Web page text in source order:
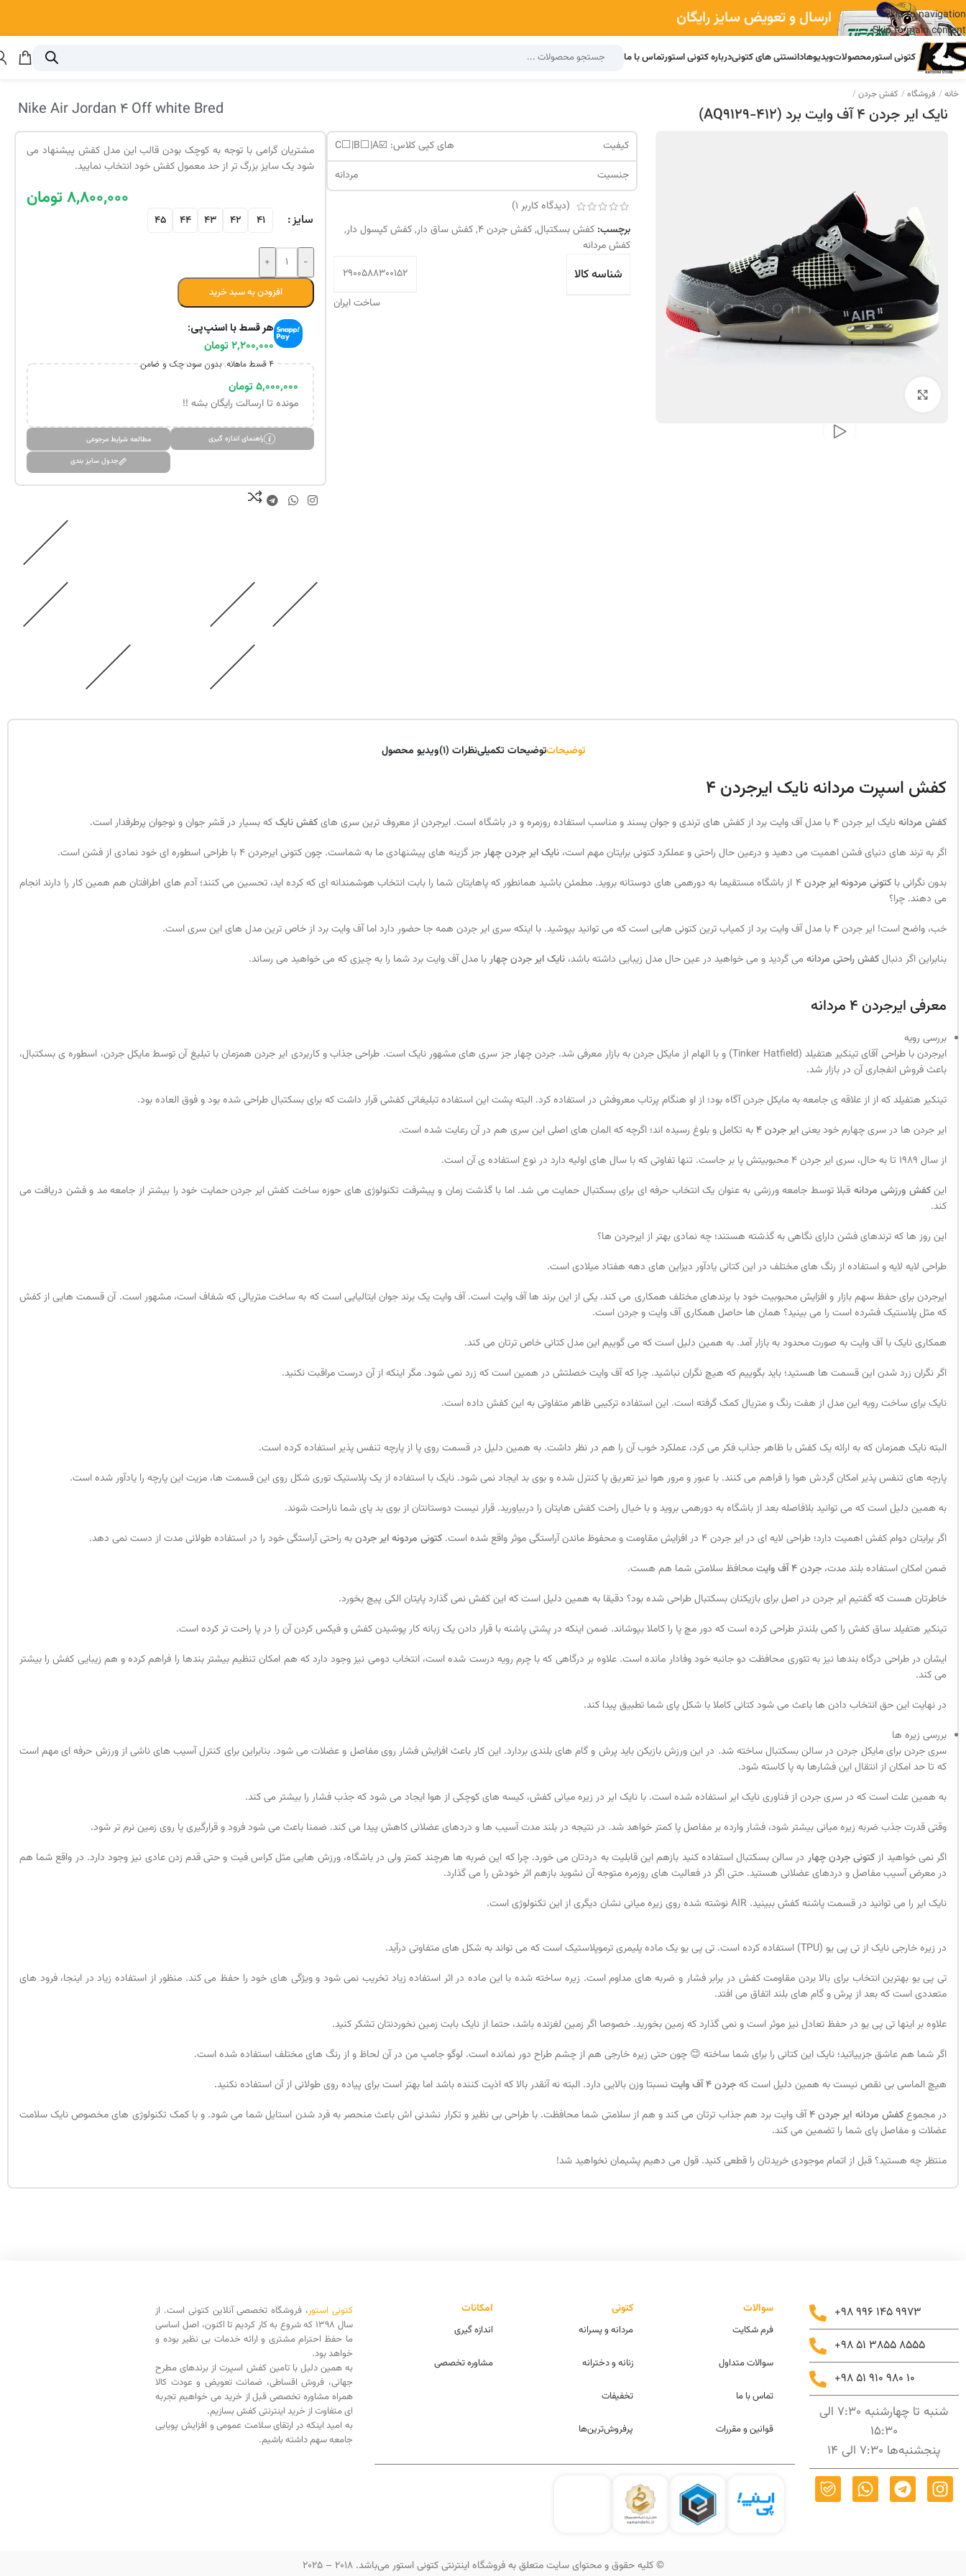
Skip to navigation
Skip to main content
ارسال و تعویض سایز رایگان
کتونی استورمحصولاتویدیوهادانستنی های کتونیدرباره کتونی استورتماس با ما
خانه فروشگاه کفش جردن
نایک ایر جردن 4 آف وایت برد (AQ9129-412) Nike Air Jordan 4 Off white Bred
کیفیت
های کپی کلاس: ☑️C⬜️|B⬜️|A
جنسیت
مردانه
(دیدگاه کاربر 1
)
برچسب: کفش بسکتبال,کفش جردن 4 ,کفش ساق دار,کفش کپسول دار,
کفش مردانه
شناسه کالا
2900588300152
ساخت ایران
مشتریان گرامی با توجه به کوچک بودن قالب این مدل کفش پیشنهاد می
شود یک سایز بزرگ تر از حد معمول کفش خود انتخاب نمایید.
۸,۸۰۰,۰۰۰ تومان
سایز 41
42
43
44
45
افزودن به سبد خرید
هر قسط با اسنپ‌پی:
۲,۲۰۰,۰۰۰تومان
۴ قسط ماهانه. بدون سود، چک و ضامن.
۵,۰۰۰,۰۰۰تومان
مونده تا ارسالت رایگان بشه !!
راهنمای اندازه گیری مطالعه شرایط مرجوعی
جدول سایز بندی
توضیحاتتوضیحات تکمیلینظرات (1) ویدیو محصول
کفش اسپرت مردانه نایک ایرجردن 4
کفش مردانهنایک ایر جردن 4 با مدل آف وایت برد از کفش های ترندی و جوان پسند و مناسب استفاده روزمره و در باشگاه است. ایرجردن از معروف ترین سری های کفش نایککه بسیار در قشر جوان و نوجوان پرطرفدار است.
اگر به ترند های دنیای فشن اهمیت می دهید و درعین حال راحتی و عملکرد کتونی برایتان مهم است، نایک ایر جردن چهارجز گزینه های پیشنهادی ما به شماست. چون کتونی ایرجردن 4 با طراحی اسطوره ای خود نمادی از فشن است.
بدون نگرانی باکتونی مردونه ایر جردن
4 از باشگاه مستقیما به دورهمی های دوستانه بروید. مطمئن باشید همانطور که پاهایتان شما را بابت انتخاب هوشمندانه ای که کرده اید، تحسین می کنند؛ آدم های اطرافتان هم همین کار را دارند انجام
می دهند. چرا؟
خب، واضح است! ایر جردن 4 با مدل آف وایت برد از کمیاب ترین کتونی هایی است که می توانید بپوشید. با اینکه سری ایر جردن همه جا حضور دارد اما آف وایت برد از خاص ترین مدل های این سری است.
بنابراین اگر دنبالکفش راحتی مردانه می گردید و می خواهید در عین حال مدل زیبایی داشته باشد، نایک ایر جردن چهاربا مدل آف وایت برد شما را به چیزی که می خواهید می رساند.
معرفی ایرجردن 4 مردانه
بررسی رویه
ایرجردن با طراحی آقای تینکیر هتفیلد (Tinker Hatfield) و با الهام از مایکل جردن به بازار معرفی شد. جردن چهار جز سری های مشهور نایک است. طراحی جذاب و کاربردی ایر جردن همزمان با تبلیغ آن توسط مایکل جردن، اسطوره ی بسکتبال،
باعث فروش انفجاری آن در بازار شد.
تینکیر هتفیلد که از از علاقه ی جامعه به مایکل جردن آگاه بود؛ از او هنگام پرتاب معروفش در استفاده کرد. البته پشت این استفاده تبلیغاتی کفشی قرار داشت که برای بسکتبال طراحی شده بود و فوق العاده بود.
ایر جردن ها در سری چهارم خود یعنیایر جردن 4
به تکامل و بلوغ رسیده اند؛ اگرچه که المان های اصلی این سری هم در آن رعایت شده است.
از سال 1989 تا به حال، سری ایر جردن 4 محبوبیتش پا بر جاست. تنها تفاوتی که با سال های اولیه دارد در نوع استفاده ی آن است.
اینکفش ورزشی مردانه قبلا توسط جامعه ورزشی به عنوان یک انتخاب حرفه ای برای بسکتبال حمایت می شد. اما با گذشت زمان و پیشرفت تکنولوژی های حوزه ساخت کفش ایر جردن حمایت خود را بیشتر از جامعه مد و فشن دریافت می
کند.
این روز ها که ترندهای فشن دارای نگاهی به گذشته هستند؛ چه نمادی بهتر از ایرجردن ها؟
طراحی لایه لایه و استفاده از رنگ های مختلف در این کتانی یادآور دیزاین های دهه هفتاد میلادی است.
ایرجردن برای حفظ سهم بازار و افزایش محبوبیت خود با برندهای مختلف همکاری می کند. یکی از این برند ها آف وایت است. آف وایت یک برند جوان ایتالیایی است که به ساخت متریالی که شفاف است، مشهور است. آن قسمت هایی از کفش
که مثل پلاستیک فشرده است را می بینید؟ همان ها حاصل همکاری آف وایت و جردن است.
همکاری نایک با آف وایت به صورت محدود به بازار آمد. به همین دلیل است که می گوییم این مدل کتانی خاص ترتان می کند.
اگر نگران زرد شدن این قسمت ها هستید؛ باید بگوییم که هیچ نگران نباشید. چرا که آف وایت خصلتش در همین است که زرد نمی شود. مگر اینکه از آن درست مراقبت نکنید.
نایک برای ساخت رویه این مدل از هفت رنگ و متریال کمک گرفته است. این استفاده ترکیبی ظاهر متفاوتی به این کفش داده است.
البته نایک همزمان که به ارائه یک کفش با ظاهر جذاب فکر می کرد، عملکرد خوب آن را هم در نظر داشت. به همین دلیل در قسمت روی پا از پارچه تنفس پذیر استفاده کرده است.
پارچه های تنفس پذیر امکان گردش هوا را فراهم می کنند. با عبور و مرور هوا نیز تعریق پا کنترل شده و بوی بد ایجاد نمی شود. نایک با استفاده از یک پلاستیک توری شکل روی این قسمت ها، مزیت این پارچه را یادآور شده است.
به همین دلیل است که می توانید بلافاصله بعد از باشگاه به دورهمی بروید و با خیال راحت کفش هایتان را دربیاورید. قرار نیست دوستانتان از بوی بد پای شما ناراحت شوند.
اگر برایتان دوام کفش اهمیت دارد؛ طراحی لایه ای در ایر جردن 4 در افزایش مقاومت و محفوظ ماندن آراستگی موثر واقع شده است.
کتونی مردونه ایر جردنبه راحتی آراستگی خود را در استفاده طولانی مدت از دست نمی دهد.
ضمن امکان استفاده بلند مدت، جردن 4 آف وایت
محافظ سلامتی شما هم هست.
خاطرتان هست که گفتیم ایر جردن در اصل برای بازیکنان بسکتبال طراحی شده بود؟ دقیقا به همین دلیل است که این کفش نمی گذارد پایتان الکی پیچ بخورد.
تینکیر هتفیلد ساق کفش را کمی بلندتر طراحی کرده است که دور مچ پا را کاملا بپوشاند. ضمن اینکه در پشتی پاشنه با قرار دادن یک زبانه کار پوشیدن کفش و فیکس کردن آن را در پا راحت تر کرده است.
ایشان در طراحی درگاه بندها نیز به تئوری محافظت دو جانبه خود وفادار مانده است. علاوه بر درگاهی که با چرم رویه درست شده است، انتخاب دومی نیز وجود دارد که هم امکان تنظیم بیشتر بندها را فراهم کرده و هم زیبایی کفش را بیشتر
می کند.
در نهایت این حق انتخاب دادن ها باعث می شود کتانی کاملا با شکل پای شما تطبیق پیدا کند.
بررسی زیره ها
سری جردن برای مایکل جردن در سالن بسکتبال ساخته شد. در این ورزش بازیکن باید پرش و گام های بلندی بردارد. این کار باعث افزایش فشار روی مفاصل و عضلات می شود. بنابراین برای کنترل آسیب های ناشی از ورزش حرفه ای مهم است
که تا حد امکان از انتقال این فشارها به پا کاسته شود.
به همین علت است که در سری جردن از فناوری نایک ایر استفاده شده است. با نایک ایر در زیره میانی کفش، کیسه های کوچکی از هوا ایجاد می شود که جذب فشار را بیشتر می کند.
وقتی قدرت جذب ضربه زیره میانی بیشتر شود، فشار وارده بر مفاصل پا کمتر خواهد شد. در نتیجه در بلند مدت آسیب ها و دردهای عضلانی کاهش پیدا می کند. ضمنا باعث می شود فرود و قرارگیری پا روی زمین نرم تر شود.
اگر نمی خواهید ازکتونی جردن چهار در سالن بسکتبال استفاده کنید بازهم این قابلیت به دردتان می خورد. چرا که این ضربه ها هرچند کمتر ولی در باشگاه، ورزش هایی مثل کراس فیت و حتی قدم زدن عادی نیز وجود دارد. در واقع شما هم
در معرض آسیب مفاصل و دردهای عضلانی هستید. حتی اگر در فعالیت های روزمره متوجه آن نشوید بازهم اثر خودش را می گذارد.
نایک ایر را می توانید در قسمت پاشنه کفش ببینید. AIR نوشته شده روی زیره میانی نشان دیگری از این تکنولوژی است.
در زیره خارجی نایک از تی پی یو (TPU) استفاده کرده است. تی پی یو یک ماده پلیمری ترموپلاستیک است که می تواند به شکل های متفاوتی درآید.
تی پی یو بهترین انتخاب برای بالا بردن مقاومت کفش در برابر فشار و ضربه های مداوم است. زیره ساخته شده با این ماده در اثر استفاده زیاد تخریب نمی شود و ویژگی های خود را حفظ می کند. منظور از استفاده زیاد در اینجا، فرود های
متعددی است که بعد از پرش و گام های بلند اتفاق می افتد.
علاوه بر اینها تی پی یو در حفظ تعادل نیز موثر است و نمی گذارد که زمین بخورید. خصوصا اگر زمین لغزنده باشد، حتما از نایک بابت زمین نخوردنتان تشکر کنید.
اگر شما هم عاشق جزییاتید؛ نایک این کتانی را برای شما ساخته 😊 چون حتی زیره خارجی هم از چشم طراح دور نمانده است. لوگو جامپ من در آن لحاظ و از رنگ های مختلف استفاده شده است.
هیچ الماسی بی نقص نیست به همین دلیل است کهجردن 4 آف وایت
نسبتا وزن بالایی دارد. البته نه آنقدر بالا که اذیت کننده باشد اما بهتر است برای پیاده روی طولانی از آن استفاده نکنید.
در مجموعکفش مردانه ایر جردن 4 آف وایت برد هم جذاب ترتان می کند و هم از سلامتی شما محافظت. با طراحی بی نظیر و تکرار نشدنی اش باعث منحصر به فرد شدن استایل شما می شود. و با کمک تکنولوژی های مخصوص نایک سلامت
عضلات و مفاصل پای شما را تضمین می کند.
منتظر چه هستید؟ قبل از اتمام موجودی خریدتان را قطعی کنید. قول می دهیم پشیمان نخواهید شد!
+98 996 145 9973
+98 51 3855 8555
+98 51 910 980 10
شنبه تا چهارشنبه 7:30 الی
15:30
پنجشنبه‌ها 7:30 الی 14
سوالات
فرم شکایت
سوالات متداول
تماس با ما
قوانین و مقررات
کتونی
مردانه و پسرانه
زنانه و دخترانه
تخفیفات
پرفروش‌ترین‌ها
امکانات
اندازه گیری
مشاوره تخصصی
کتونی استور، فروشگاه تخصصی آنلاین کتونی است. از
سال 1398 که شروع به کار کردیم تا اکنون، اصل اساسی
ما حفظ احترام مشتری و ارائه خدمات بی نظیر بوده و
خواهد بود.
به همین دلیل با تامین کفش اسپرت از برندهای مطرح
جهانی، فروش اقساطی، ضمانت تعویض و عودت کالا
همراه مشاوره تخصصی قبل از خرید می خواهیم تجربه
ای متفاوت از خرید اینترنتی کفش بسازیم.
به امید اینکه در ارتقای سلامت عمومی و افزایش پویایی
جامعه سهم داشته باشیم.
© کلیه حقوق و محتوای سایت متعلق به فروشگاه اینترنتی کتونی استور می‌باشد. 2018 – 2025